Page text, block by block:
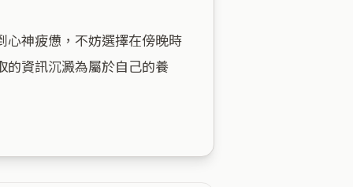
心神疲憊，不妨選擇在傍晚時
的資訊沉澱為屬於自己的養